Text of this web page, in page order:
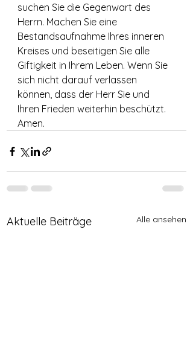
suchen Sie die Gegenwart des
Herrn. Machen Sie eine
Bestandsaufnahme Ihres inneren
Kreises und beseitigen Sie alle
Giftigkeit in Ihrem Leben. Wenn Sie
sich nicht darauf verlassen
können, dass der Herr Sie und
Ihren Frieden weiterhin beschützt.
Amen.
Aktuelle Beiträge Alle ansehen